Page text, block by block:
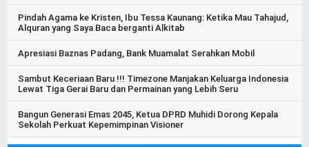
Pindah Agama ke Kristen, Ibu Tessa Kaunang: Ketika Mau Tahajud,
Alquran yang Saya Baca berganti Alkitab
Apresiasi Baznas Padang, Bank Muamalat Serahkan Mobil
Sambut Keceriaan Baru !!! Timezone Manjakan Keluarga Indonesia
Lewat Tiga Gerai Baru dan Permainan yang Lebih Seru
Bangun Generasi Emas 2045, Ketua DPRD Muhidi Dorong Kepala
Sekolah Perkuat Kepemimpinan Visioner